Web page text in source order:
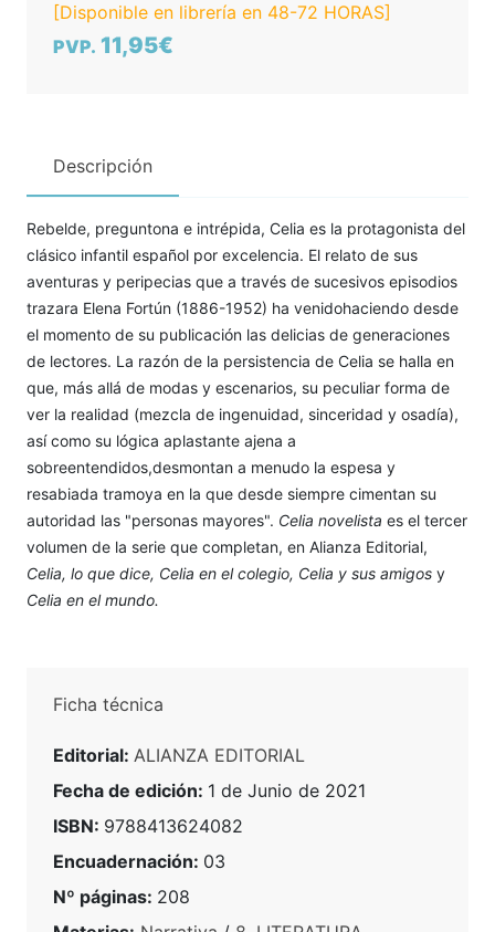
[Disponible en librería en 48-72 HORAS]
PVP. 11,95€
Descripción
Rebelde, preguntona e intrépida, Celia es la protagonista del
clásico infantil español por excelencia. El relato de sus
aventuras y peripecias que a través de sucesivos episodios
trazara Elena Fortún (1886-1952) ha venidohaciendo desde
el momento de su publicación las delicias de generaciones
de lectores. La razón de la persistencia de Celia se halla en
que, más allá de modas y escenarios, su peculiar forma de
ver la realidad (mezcla de ingenuidad, sinceridad y osadía),
así como su lógica aplastante ajena a
sobreentendidos,desmontan a menudo la espesa y
resabiada tramoya en la que desde siempre cimentan su
autoridad las "personas mayores". Celia novelista es el tercer
volumen de la serie que completan, en Alianza Editorial,
Celia, lo que dice, Celia en el colegio, Celia y sus amigos y
Celia en el mundo.
Ficha técnica
Editorial: ALIANZA EDITORIAL
Fecha de edición: 1 de Junio de 2021
ISBN: 9788413624082
Encuadernación: 03
Nº páginas: 208